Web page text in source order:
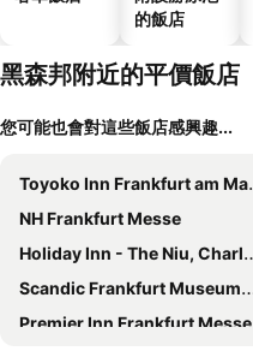
的飯店
黑森邦附近的平價飯店
您可能也會對這些飯店感興趣...
Toyoko Inn Frankfurt am Main Hauptbahnhof
NH Frankfurt Messe
Holiday Inn - The Niu, Charly Frankfurt City By Ihg
Scandic Frankfurt Museumsufer
Premier Inn Frankfurt Messe